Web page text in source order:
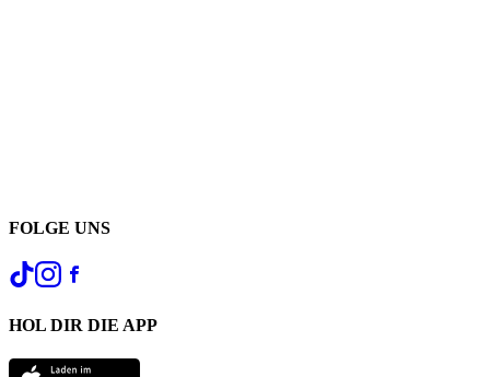
FOLGE UNS
HOL DIR DIE APP